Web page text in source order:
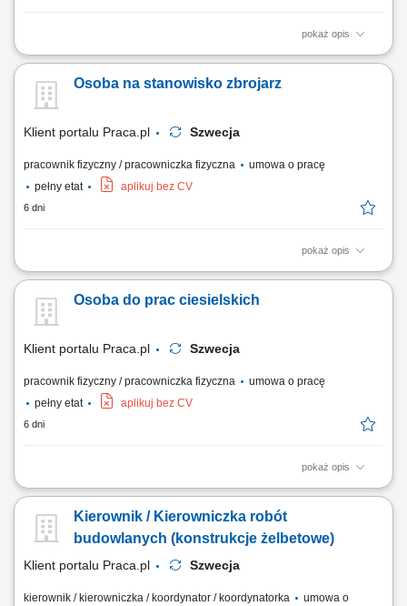
pokaż opis
Twój zakres obowiązków: Kierowanie, koordynowanie i nadzór prac na
budżet, harmonogramy; Analiza i weryfikacja dokumentacji technicznej;
Nadzór i kontrola nad jakością i terminowością wykonywanych robót
Osoba na stanowisko zbrojarz
Klient portalu Praca.pl Szwecja
pracownik fizyczny / pracowniczka fizyczna
umowa o pracę
pełny etat
aplikuj bez CV
6 dni
pokaż opis
Tworzenie konstrukcji stalowych, zbrojeniowych oraz siatek i szkieletów
stalowych na stanowisku pracy. Praca przy prestiżowych inwestycjach
inżynieryjnych, obejmujących m.in. budowę mostów, obiektów
Osoba do prac ciesielskich
Klient portalu Praca.pl Szwecja
pracownik fizyczny / pracowniczka fizyczna
umowa o pracę
pełny etat
aplikuj bez CV
6 dni
pokaż opis
Obsługa i ustawianie szalunków systemowych typu Peri, Ulma lub
gotowych powierzchni. Praca przy prestiżowych inwestycjach
inżynieryjnych na terenie kraju i za granicą. Współpraca z zespołem
Kierownik / Kierowniczka robót
budowlanych (konstrukcje żelbetowe)
Klient portalu Praca.pl Szwecja
kierownik / kierowniczka / koordynator / koordynatorka
umowa o